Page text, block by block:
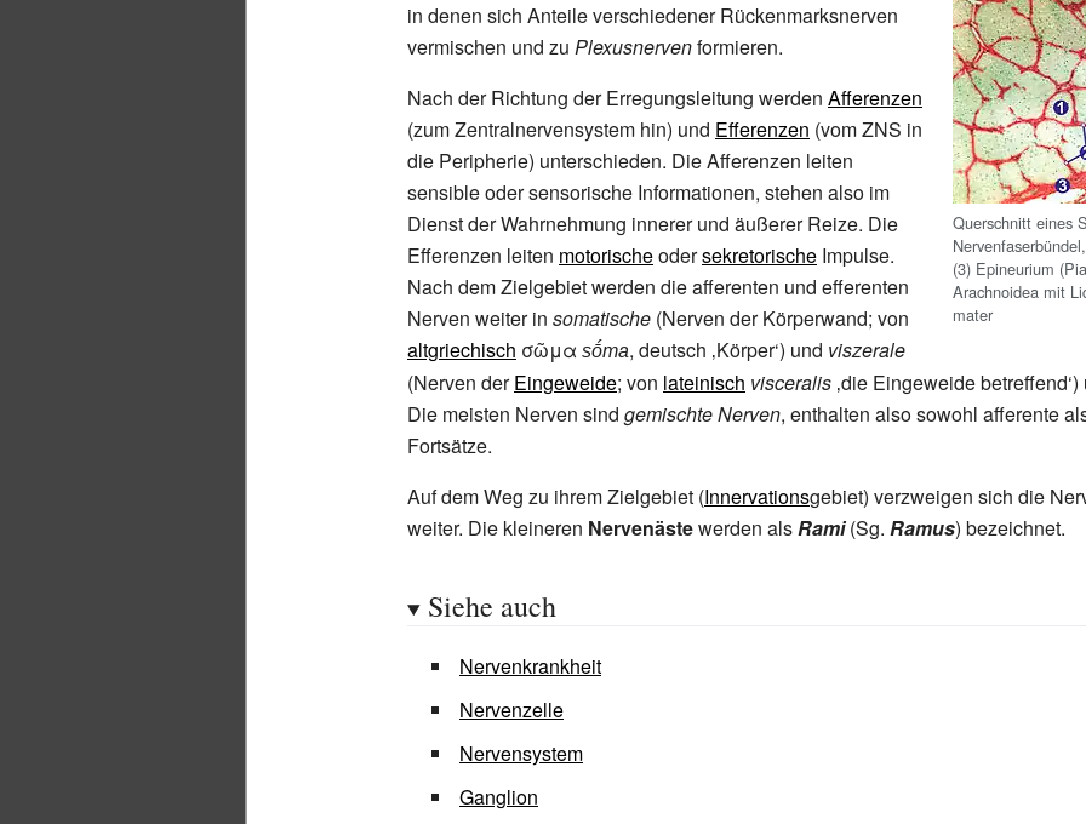
Querschnitt eines
(3) Epineurium
Arachnoidea mit
mater
in denen sich Anteile verschiedener Rückenmarksnerven
vermischen und zu Plexusnervenformieren.
Nach der Richtung der Erregungsleitung werden Afferenzen
(zum Zentralnervensystem hin) und Efferenzen (vom ZNS in
die Peripherie) unterschieden. Die Afferenzen leiten
sensible oder sensorische Informationen, stehen also im
Dienst der Wahrnehmung innerer und äußerer Reize. Die
Efferenzen leiten motorischeodersekretorische Impulse.
Nach dem Zielgebiet werden die afferenten und efferenten
Nerven weiter in somatische (Nerven der Körperwand; von
altgriechisch σῶμα sṓma, deutsch ‚Körper‘) und viszerale
(Nerven derEingeweide; von lateinisch visceralis ‚die Eingeweide betreffend‘)
Die meisten Nerven sind gemischte Nerven, enthalten also sowohl afferente
Fortsätze.
Auf dem Weg zu ihrem Zielgebiet (Innervationsgebiet) verzweigen sich die
weiter. Die kleineren Nervenästewerden alsRami(Sg. Ramus) bezeichnet.
Siehe auch
Nervenkrankheit
Nervenzelle
Nervensystem
Ganglion